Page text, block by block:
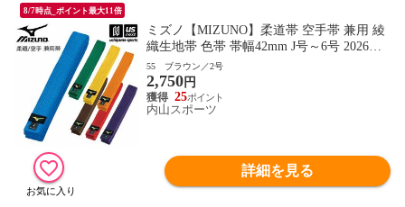
8/7時点_ポイント最大11倍
ミズノ【MIZUNO】柔道帯 空手帯 兼用 綾
織生地帯 色帯 帯幅42mm J号～6号 2026年
継続モデル【22JV9A18 帯 柔道 空手 空手
道 刺繍加工不可】【翌日配達対象】[自社]
55 ブラウン／2号
2,750円
25
内山スポーツ
詳細を見る